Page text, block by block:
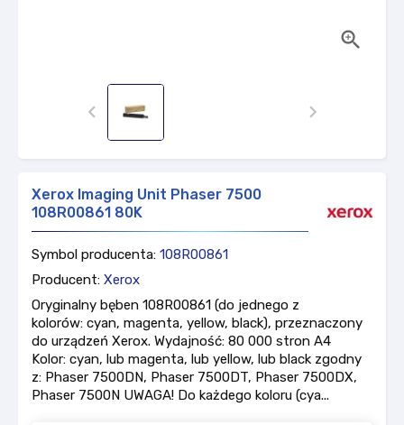

 
Xerox Imaging Unit Phaser 7500
108R00861 80K
Symbol producenta: 108R00861
Producent: Xerox
Oryginalny bęben 108R00861 (do jednego z
kolorów: cyan, magenta, yellow, black), przeznaczony
do urządzeń Xerox. Wydajność: 80 000 stron A4
Kolor: cyan, lub magenta, lub yellow, lub black zgodny
z: Phaser 7500DN, Phaser 7500DT, Phaser 7500DX,
Phaser 7500N UWAGA! Do każdego koloru (cya...